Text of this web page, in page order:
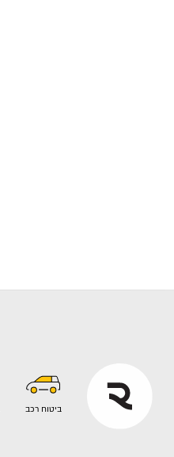
ביטוח רכב